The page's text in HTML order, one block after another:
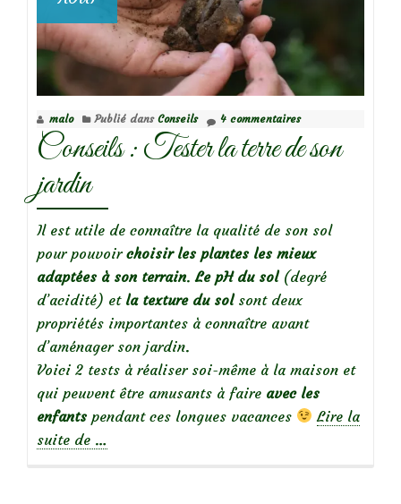
malo Publié dans Conseils 4 commentaires
Conseils : Tester la terre de son
jardin
Il est utile de connaître la qualité de son sol
pour pouvoir choisir les plantes les mieux
adaptées à son terrain.Le pH du sol(degré
d’acidité) et la texture du sol sont deux
propriétés importantes à connaître avant
d’aménager son jardin.
Voici 2 tests à réaliser soi-même à la maison et
qui peuvent être amusants à faire avec les
enfants pendant ces longues vacances
Lire la
suite de …